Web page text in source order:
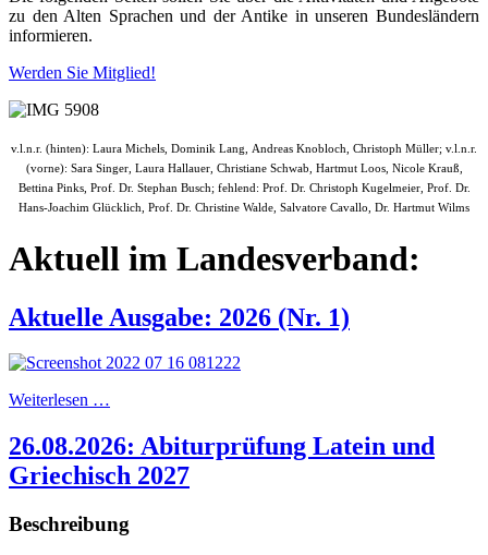
zu den Alten Sprachen und der Antike in unseren Bundesländern
informieren.
Werden Sie Mitglied!
v.l.n.r. (hinten): Laura Michels, Dominik Lang, Andreas Knobloch, Christoph Müller; v.l.n.r.
(vorne): Sara Singer, Laura Hallauer, Christiane Schwab, Hartmut Loos, Nicole Krauß,
Bettina Pinks, Prof. Dr. Stephan Busch; fehlend: Prof. Dr. Christoph Kugelmeier, Prof. Dr.
Hans-Joachim Glücklich,
Prof. Dr. Christine Walde, Salvatore Cavallo, Dr. Hartmut Wilms
Aktuell im Landesverband:
Aktuelle Ausgabe: 2026 (Nr. 1)
Weiterlesen …
26.08.2026: Abiturprüfung Latein und
Griechisch 2027
Beschreibung